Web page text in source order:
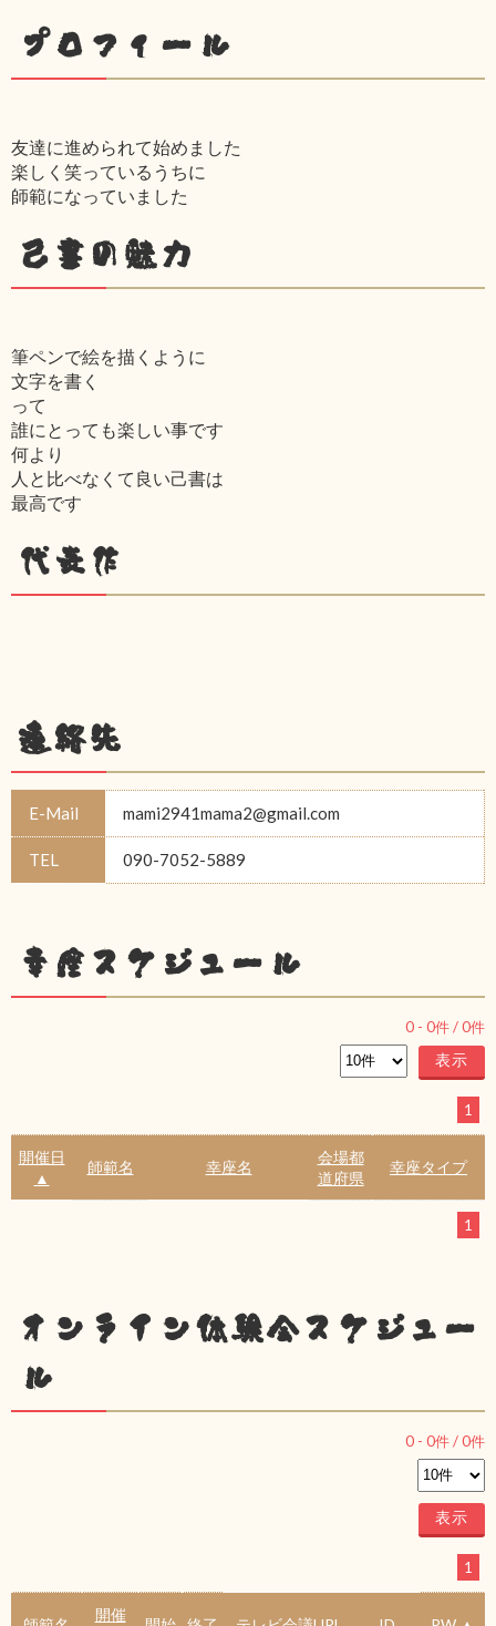
プロフィール
友達に進められて始めました
楽しく笑っているうちに
師範になっていました
己書の魅力
筆ペンで絵を描くように
文字を書く
って
誰にとっても楽しい事です
何より
人と比べなくて良い己書は
最高です
代表作
連絡先
E-Mail mami2941mama2@gmail.com
TEL 090-7052-5889
幸座スケジュール
0 - 0件 /0件
1
開催日
▲
師範名 幸座名
会場都
道府県
幸座タイプ
1
オンライン体験会スケジュー
ル
0 - 0件 /0件
1
開催